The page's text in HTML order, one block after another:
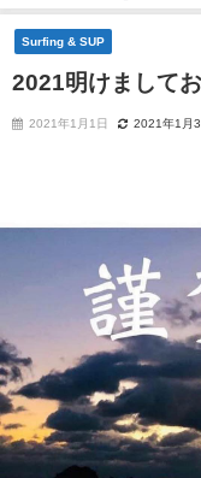
Surfing & SUP
2021明けまして
2021年1月1日 2021年1月3